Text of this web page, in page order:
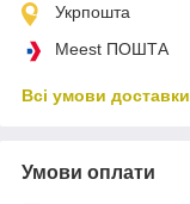
Укрпошта
Meest ПОШТА
Всі умови доставки
Умови оплати